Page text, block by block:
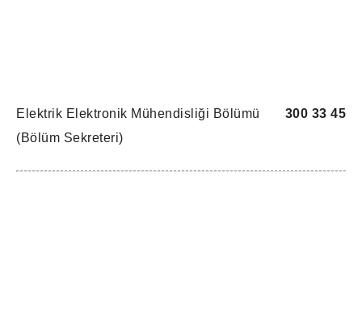
300 33 45
Elektrik Elektronik Mühendisliği Bölümü
(Bölüm Sekreteri)